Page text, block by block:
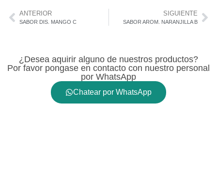
ANTERIOR
SABOR DIS. MANGO C
SIGUIENTE
SABOR AROM. NARANJILLA B
¿Desea aquirir alguno de nuestros productos?
Por favor pongase en contacto con nuestro personal
por WhatsApp
Chatear por WhatsApp